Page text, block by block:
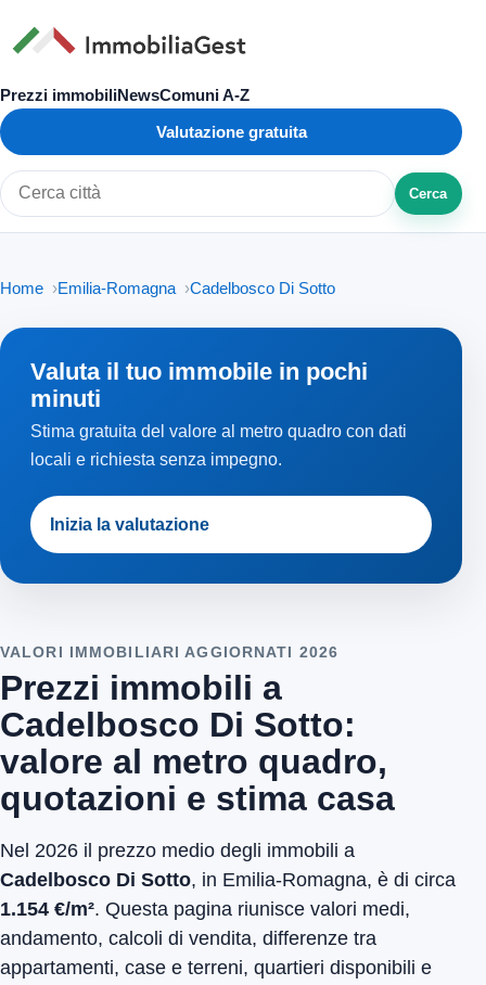
Prezzi immobiliNewsComuni A-Z
Valutazione gratuita
Cerca città o zona
Cerca
Home Emilia-Romagna Cadelbosco Di Sotto
Valuta il tuo immobile in pochi
minuti
Stima gratuita del valore al metro quadro con dati
locali e richiesta senza impegno.
Inizia la valutazione
VALORI IMMOBILIARI AGGIORNATI 2026
Prezzi immobili a
Cadelbosco Di Sotto:
valore al metro quadro,
quotazioni e stima casa
Nel 2026 il prezzo medio degli immobili a
Cadelbosco Di Sotto, in Emilia-Romagna, è di circa
1.154 €/m². Questa pagina riunisce valori medi,
andamento, calcoli di vendita, differenze tra
appartamenti, case e terreni, quartieri disponibili e